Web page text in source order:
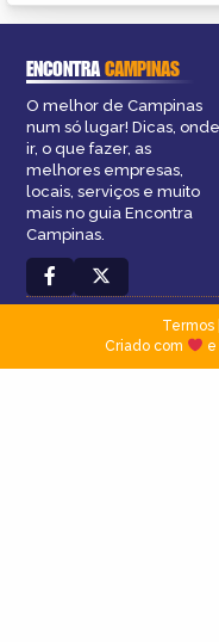
ENCONTRACAMPINAS
O melhor de Campinas
num só lugar! Dicas, onde
ir, o que fazer, as
melhores empresas,
locais, serviços e muito
mais no guia Encontra
Campinas.
Termos|
Criado com
e